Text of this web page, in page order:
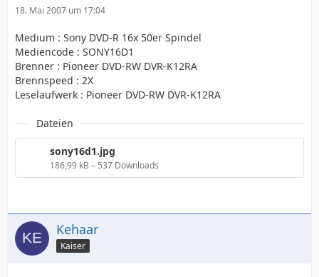
18. Mai 2007 um 17:04
Medium : Sony DVD-R 16x 50er Spindel
Mediencode : SONY16D1
Brenner : Pioneer DVD-RW DVR-K12RA
Brennspeed : 2X
Leselaufwerk : Pioneer DVD-RW DVR-K12RA
Dateien
sony16d1.jpg
186,99 kB – 537 Downloads
Kehaar
Kaiser